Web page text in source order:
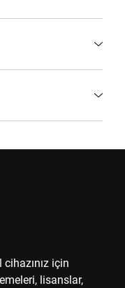
cihazınız için
lisanslar,